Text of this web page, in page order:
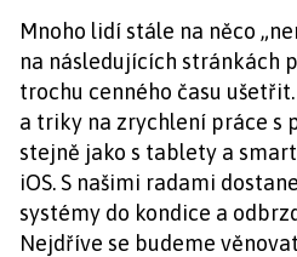
Mnoho lidí stále na něco
na následujících stránkách
trochu cenného času
a triky na zrychlení práce s
stejně jako s tablety a
iOS. S našimi radami
systémy do kondice a
Nejdříve se budeme